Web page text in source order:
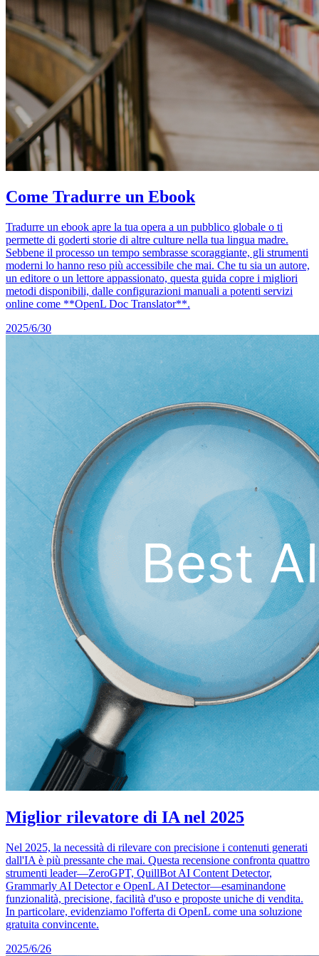
Come Tradurre un Ebook
Tradurre un ebook apre la tua opera a un pubblico globale o ti
permette di goderti storie di altre culture nella tua lingua madre.
Sebbene il processo un tempo sembrasse scoraggiante, gli strumenti
moderni lo hanno reso più accessibile che mai. Che tu sia un autore,
un editore o un lettore appassionato, questa guida copre i migliori
metodi disponibili, dalle configurazioni manuali a potenti servizi
online come **OpenL Doc Translator**.
2025/6/30
Miglior rilevatore di IA nel 2025
Nel 2025, la necessità di rilevare con precisione i contenuti generati
dall'IA è più pressante che mai. Questa recensione confronta quattro
strumenti leader—ZeroGPT, QuillBot AI Content Detector,
Grammarly AI Detector e OpenL AI Detector—esaminandone
funzionalità, precisione, facilità d'uso e proposte uniche di vendita.
In particolare, evidenziamo l'offerta di OpenL come una soluzione
gratuita convincente.
2025/6/26